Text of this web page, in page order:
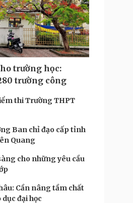
trường học:
trường công
thi Trường THPT
Ban chỉ đạo cấp tỉnh
Quang
cho những yêu cầu
Cần nâng tầm chất
đại học